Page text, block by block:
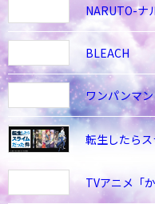
NARUTO-ナ
BLEACH
ワンパンマン
転生したら
TVアニメ「